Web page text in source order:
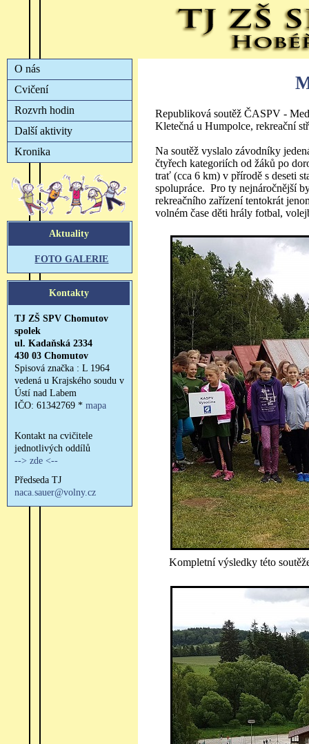
Republiková soutěž ČASPV -
Kletečná u Humpolce, rekreační
Na soutěž vyslalo závodníky
čtyřech kategoriích od žáků po
trať (cca 6 km) v přírodě s deseti
spolupráce. Pro ty nejnáročnější
rekreačního zařízení tentokrát
volném čase děti hrály fotbal,
Kompletní výsledky této